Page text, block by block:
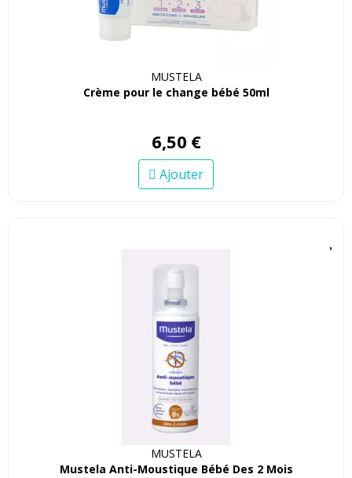
MUSTELA
Crème pour le change bébé 50ml
6,50 €
Ajouter
MUSTELA
Mustela Anti-Moustique Bébé Des 2 Mois